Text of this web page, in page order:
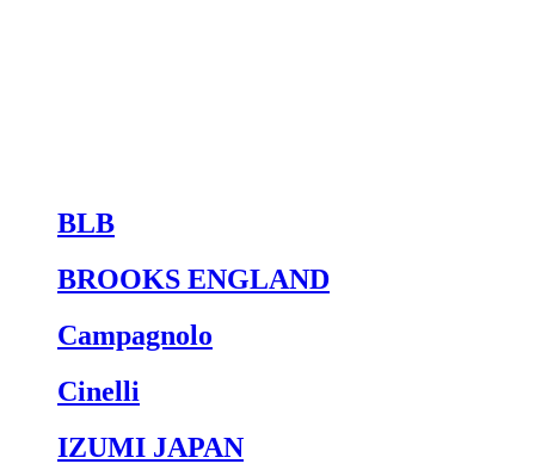
BLB
BROOKS ENGLAND
Campagnolo
Cinelli
IZUMI JAPAN